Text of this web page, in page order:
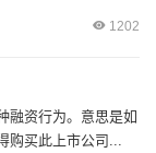
1202
融资行为。意思是如
购买此上市公司...